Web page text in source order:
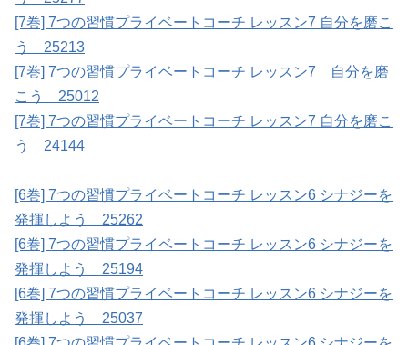
[7巻] 7つの習慣プライベートコーチ レッスン7 自分を磨こ
う 25213
[7巻] 7つの習慣プライベートコーチ レッスン7 自分を磨
こう 25012
[7巻] 7つの習慣プライベートコーチ レッスン7 自分を磨こ
う 24144
[6巻] 7つの習慣プライベートコーチ レッスン6 シナジーを
発揮しよう 25262
[6巻] 7つの習慣プライベートコーチ レッスン6 シナジーを
発揮しよう 25194
[6巻] 7つの習慣プライベートコーチ レッスン6 シナジーを
発揮しよう 25037